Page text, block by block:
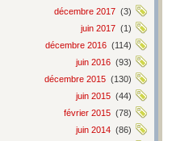
décembre 2017 (3)
juin 2017 (1)
décembre 2016 (114)
juin 2016 (93)
décembre 2015 (130)
juin 2015 (44)
février 2015 (78)
juin 2014 (86)